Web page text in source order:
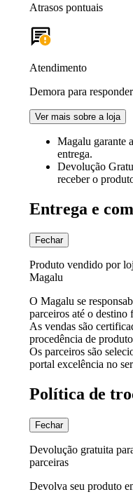
Atrasos pontuais
Atendimento
Demora para responder
Ver mais sobre a loja
Magalu garante
entrega.
Devolução
receber o
Entrega e
Fechar
Produto vendido por
Magalu
O Magalu se
parceiros até o destino
As vendas são
procedência de
Os parceiros são
portal excelência no
Política de
Fechar
Devolução gratuita
parceiras
Devolva seu produto